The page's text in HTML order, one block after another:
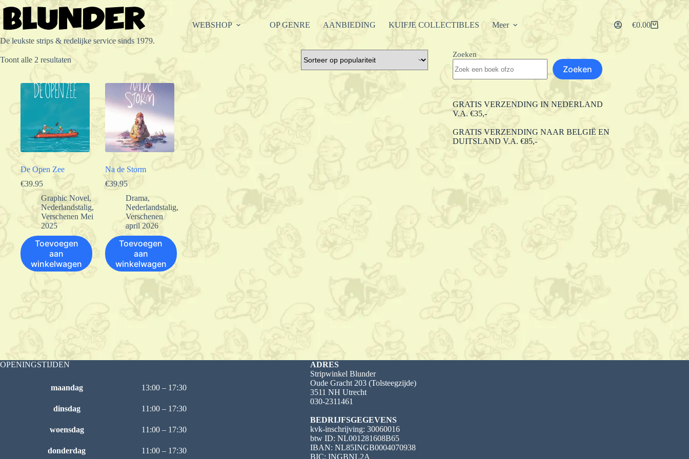
Ga
naar
inhoud
De leukste strips & redelijke service sinds 1979.
WEBSHOP OP GENRE AANBIEDING KUIFJE COLLECTIBLES Meer Winkelwagen
€0.00
Toont alle 2 resultaten
De Open Zee
€39.95
Graphic Novel,
Nederlandstalig,
Verschenen Mei
2025
Toevoegen
aan
winkelwagen
Na de Storm
€39.95
Drama,
Nederlandstalig,
Verschenen
april 2026
Toevoegen
aan
winkelwagen
Zoeken
Zoeken
GRATIS VERZENDING IN NEDERLAND
V.A. €35,-
GRATIS VERZENDING NAAR BELGIË EN
DUITSLAND V.A. €85,-
OPENINGSTIJDEN
maandag 13:00 – 17:30
dinsdag 11:00 – 17:30
woensdag 11:00 – 17:30
donderdag 11:00 – 17:30
ADRES
Stripwinkel Blunder
Oude Gracht 203 (Tolsteegzijde)
3511 NH Utrecht
030-2311461
BEDRIJFSGEGEVENS
kvk-inschrijving: 30060016
btw ID: NL001281608B65
IBAN: NL85INGB0004070938
BIC: INGBNL2A